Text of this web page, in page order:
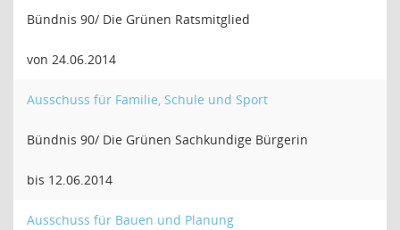
Bündnis 90/ Die Grünen Ratsmitglied
von 24.06.2014
Ausschuss für Familie, Schule und Sport
Bündnis 90/ Die Grünen Sachkundige Bürgerin
bis 12.06.2014
Ausschuss für Bauen und Planung